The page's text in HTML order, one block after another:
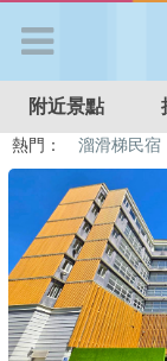
APP登入
首 頁
搜尋景點
好康優惠
附近景點
熱門： 特色遊戲場
溜滑梯民宿
觀光工